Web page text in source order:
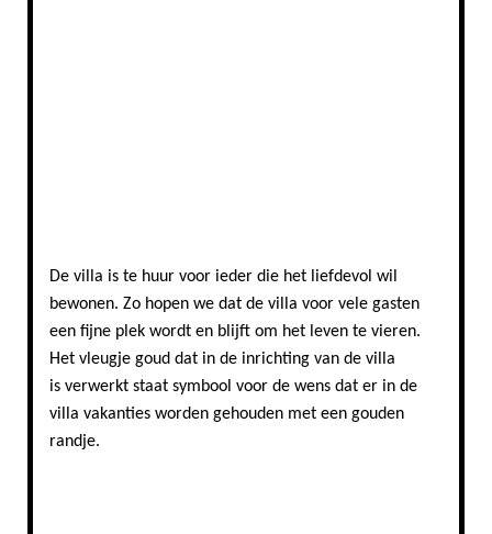
De villa is te huur voor ieder die het liefdevol wil
bewonen. Zo hopen we dat de villa voor vele gasten
een fijne plek wordt en blijft om het leven te vieren.
Het vleugje goud dat in de inrichting van de villa
is verwerkt staat symbool voor de wens dat er in de
villa vakanties worden gehouden met een gouden
randje.